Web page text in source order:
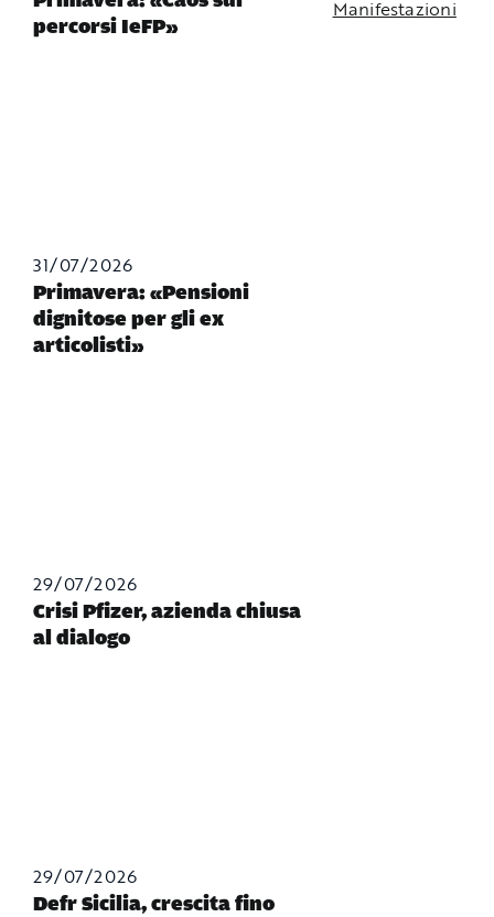
percorsi IeFP»
31/07/2026
Primavera: «Pensioni
dignitose per gli ex
articolisti»
29/07/2026
Crisi Pfizer, azienda chiusa
al dialogo
29/07/2026
Defr Sicilia, crescita fino
Manifestazioni